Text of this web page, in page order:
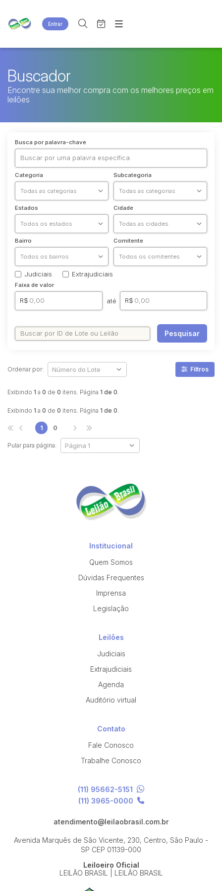
Entrar
Criar conta Entrar
Site
Quem Somos
Contato
Home
Quem Somos
Eventos
Buscador
Encontre sua melhor compra com os melhores preços em
leilões
Busca por palavra-chave
Categoria Subcategoria
Estados Cidade
Bairro Comitente
Judiciais Extrajudiciais
Faixa de valor
R$ até R$
Pesquisar
Exibindo 1 a 0 de 0 itens. Página 1 de 0.
Ordenar por: Filtros
Exibindo 1 a 0 de 0 itens. Página 1 de 0.
Pular para página:
1 0
Institucional
Quem Somos
Dúvidas Frequentes
Imprensa
Legislação
Leilões
Judiciais
Extrajudiciais
Agenda
Auditório virtual
Contato
Fale Conosco
Trabalhe Conosco
(11) 95662-5151
(11) 3965-0000
atendimento@leilaobrasil.com.br
Avenida Marquês de São Vicente, 230, Centro, São Paulo -
SP CEP 01139-000
Leiloeiro Oficial
LEILÃO BRASIL | LEILÃO BRASIL